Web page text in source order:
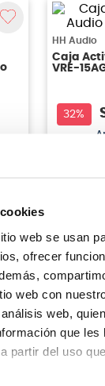
web se usan
ofrecer
web con
web,
que les
partir del uso
HH Audio
Caja
VRE-
32%